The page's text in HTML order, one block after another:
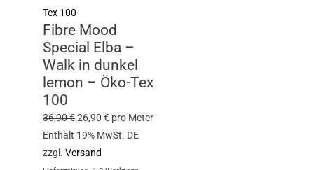
Fibre Mood
Special Elba –
Walk in dunkel
lemon – Öko-Tex
100
36,90€26,90€ pro Meter
Enthält 19% MwSt. DE
zzgl.Versand